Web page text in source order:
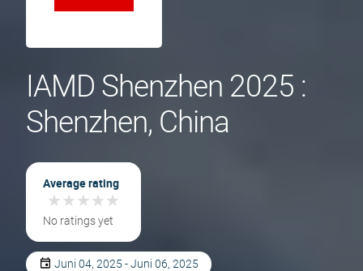
IAMD Shenzhen 2025 :
Shenzhen, China
Average rating
★★★★★
★★★★★
No ratings yet
Juni 04, 2025 - Juni 06, 2025